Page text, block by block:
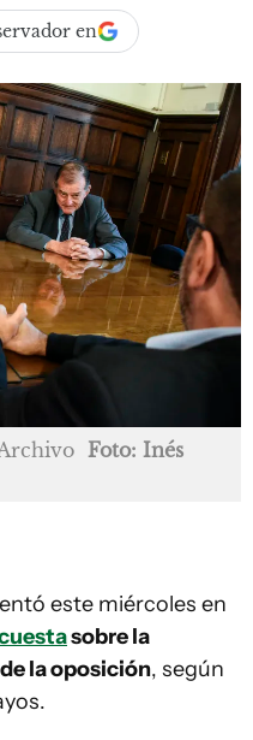
en
Foto: Inés
este miércoles en
sobre la
la oposición, según